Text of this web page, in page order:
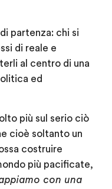
partenza: chi si
di reale e
al centro di una
ed
più sul serio ciò
cioè soltanto un
costruire
più pacificate,
con una